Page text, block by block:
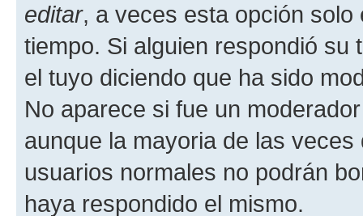
editar, a veces esta opción
tiempo. Si alguien respondió
el tuyo diciendo que ha sido
No aparece si fue un
aunque la mayoria de las
usuarios normales no podrán
haya respondido el mismo.